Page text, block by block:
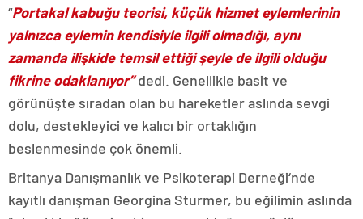
“Portakal kabuğu teorisi, küçük hizmet eylemlerinin
yalnızca eylemin kendisiyle ilgili olmadığı, aynı
zamanda ilişkide temsil ettiği şeyle de ilgili olduğu
fikrine odaklanıyor”dedi. Genellikle basit ve
görünüşte sıradan olan bu hareketler aslında sevgi
dolu, destekleyici ve kalıcı bir ortaklığın
beslenmesinde çok önemli.
Britanya Danışmanlık ve Psikoterapi Derneği‘nde
kayıtlı danışman Georgina Sturmer, bu eğilimin aslında